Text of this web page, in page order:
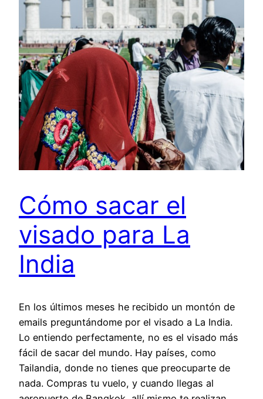
Cómo sacar el
visado para La
India
En los últimos meses he recibido un montón de
emails preguntándome por el visado a La India.
Lo entiendo perfectamente, no es el visado más
fácil de sacar del mundo. Hay países, como
Tailandia, donde no tienes que preocuparte de
nada. Compras tu vuelo, y cuando llegas al